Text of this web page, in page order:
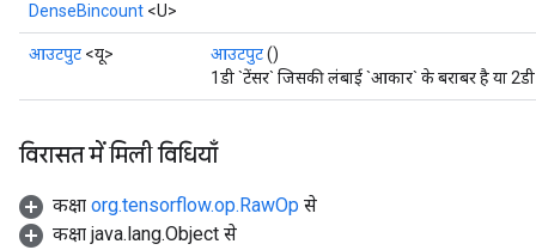
DenseBincount <U>
आउटपुट <यू> आउटपुट()
1डी `टेंसर` जिसकी लंबाई `आकार` के बराबर है या
विरासत में मिली विधियाँ
कक्षा org.tensorflow.op.RawOp से
कक्षा java.lang.Object से